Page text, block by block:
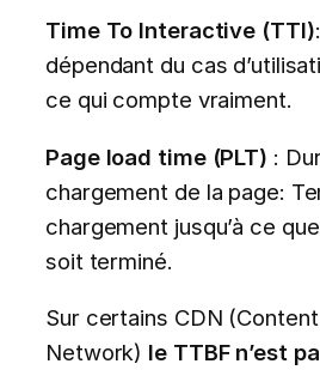
Time To Interactive (TTI)
dépendant du cas
ce qui compte vraiment.
Page load time (PLT) :
chargement de la page:
chargement jusqu’à ce
soit terminé.
Sur certains CDN
Network) le TTBF n’est